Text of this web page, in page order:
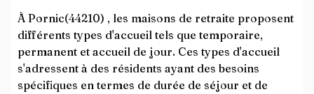
À Pornic(44210) , les maisons de retraite proposent
différents types d'accueil tels que temporaire,
permanent et accueil de jour. Ces types d'accueil
s'adressent à des résidents ayant des besoins
spécifiques en termes de durée de séjour et de